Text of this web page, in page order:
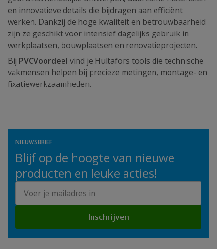
en innovatieve details die bijdragen aan efficiënt
werken. Dankzij de hoge kwaliteit en betrouwbaarheid
zijn ze geschikt voor intensief dagelijks gebruik in
werkplaatsen, bouwplaatsen en renovatieprojecten.
Bij PVCVoordeel vind je Hultafors tools die technische
vakmensen helpen bij precieze metingen, montage- en
fixatiewerkzaamheden.
NIEUWSBRIEF
Blijf op de hoogte van nieuwe
producten en leuke acties!
Inschrijven